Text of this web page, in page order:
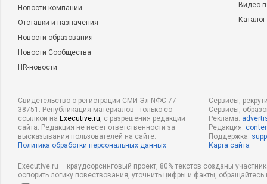
Новости компаний
Отставки и назначения
Новости образования
Новости Сообщества
HR-новости
Видео
Свидетельство о регистрации СМИ Эл NФС 77-
38751. Републикация материалов - только со
ссылкой на Executive.ru, с разрешения редакции
сайта. Редакция не несет ответственности за
высказывания пользователей на сайте.
Политика обработки персональных данных
Сервисы,
Сервисы,
Реклама:
Редакция:
Поддержка:
Карта сайта
Executive.ru – краудсорсинговый проект, 80% текстов созданы
оспорить логику повествования, уточнить цифры и факты,